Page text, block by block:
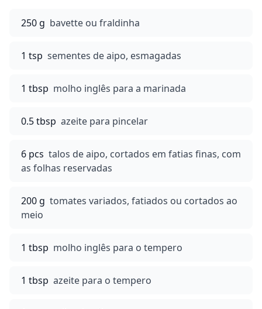
250 g bavette ou fraldinha
1 tsp sementes de aipo, esmagadas
1 tbsp molho inglês para a marinada
0.5 tbsp azeite para pincelar
6 pcs talos de aipo, cortados em fatias finas, com
as folhas reservadas
200 g tomates variados, fatiados ou cortados ao
meio
1 tbsp molho inglês para o tempero
1 tbsp azeite para o tempero